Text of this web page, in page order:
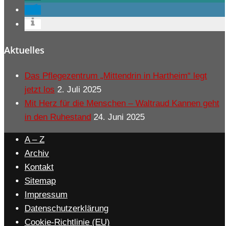
Aktuelles
Das Pflegezentrum „Mittendrin in Hartheim“ legt
jetzt los 2. Juli 2025
Mit Herz für die Menschen – Waltraud Kannen geht
in den Ruhestand 24. Juni 2025
A – Z
Archiv
Kontakt
Sitemap
Impressum
Datenschutzerklärung
Cookie-Richtlinie (EU)